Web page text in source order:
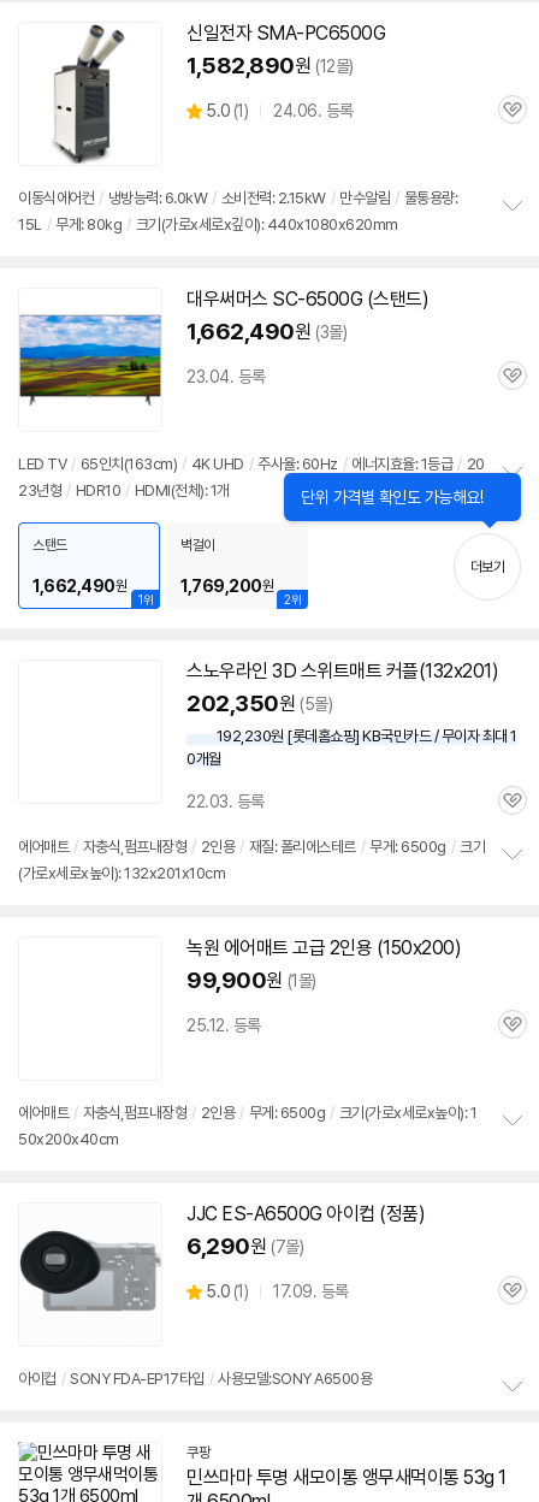
신일전자 SMA-PC6500G
1,582,890원 (12몰)
별
5.0 (상
뷰
1) 24.06. 등록
관
이동식에어컨 / 냉방능력: 6.0kW / 소비전력: 2.15kW / 만수알림 / 물통용량:
15L / 무게: 80kg / 크기(가로x세로x깊이): 440x1080x620mm
대우써머스 SC-6500G (스탠드)
1,662,490원 (3몰)
23.04. 등록
관
LED TV / 65인치(163cm) / 4K UHD / 주사율: 60Hz / 에너지효율: 1등급 / 20
23년형 / HDR10 / HDMI(전체): 1개
보
치
기
1위
스탠드
1,662,490원
2위
벽걸이
1,769,200원
단위 가격별 확인도 가능해요!
기
더보기
스노우라인 3D 스위트매트 커플(132x201)
202,350원 (5몰)
192,230원 [롯데홈쇼핑] KB국민카드 / 무이자 최대 1
0개월
22.03. 등록
관
에어매트 / 자충식,펌프내장형 / 2인용 / 재질: 폴리에스테르 / 무게: 6500g / 크기
(가로x세로x높이): 132x201x10cm
녹원 에어매트 고급 2인용 (150x200)
99,900원 (1몰)
25.12. 등록
관
에어매트 / 자충식,펌프내장형 / 2인용 / 무게: 6500g / 크기(가로x세로x높이): 1
50x200x40cm
JJC ES-A6500G 아이컵 (정품)
6,290원 (7몰)
별
5.0 (상
뷰
1) 17.09. 등록
관
아이컵 / SONY FDA-EP17타입 / 사용모델:SONY A6500용
쿠팡
민쓰마마 투명 새모이통 앵무새먹이통 53g 1
세부정보 열기/접기